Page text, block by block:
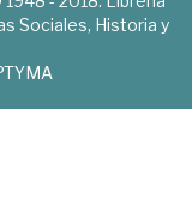
Sociales, Historia y